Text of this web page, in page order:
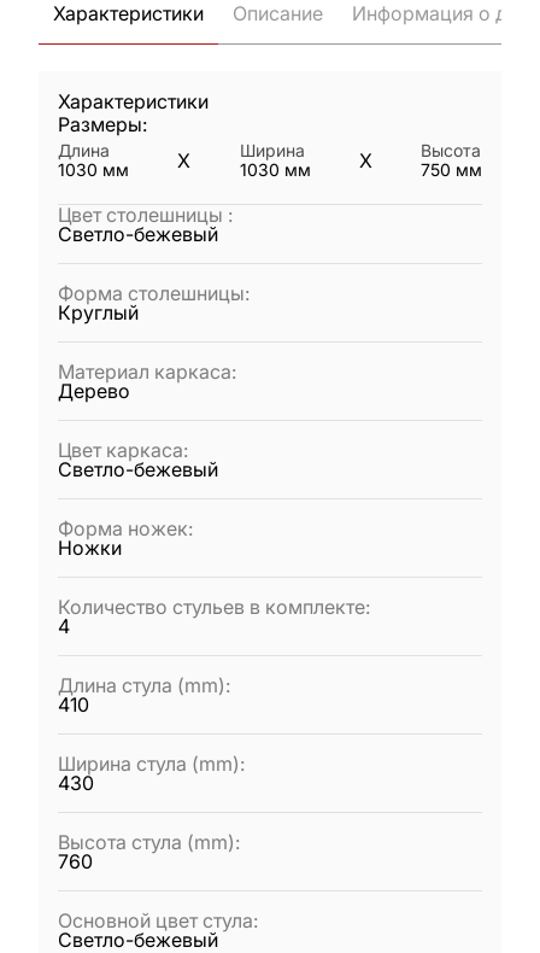
Характеристики Описание Информация о
Характеристики
Размеры:
Длина
1030 мм X
Ширина
1030 мм X
Высота
750 мм
Цвет столешницы :
Светло-бежевый
Форма столешницы:
Круглый
Материал каркаса:
Дерево
Цвет каркаса:
Светло-бежевый
Форма ножек:
Ножки
Количество стульев в комплекте:
4
Длина стула (mm):
410
Ширина стула (mm):
430
Высота стула (mm):
760
Основной цвет стула:
Светло-бежевый